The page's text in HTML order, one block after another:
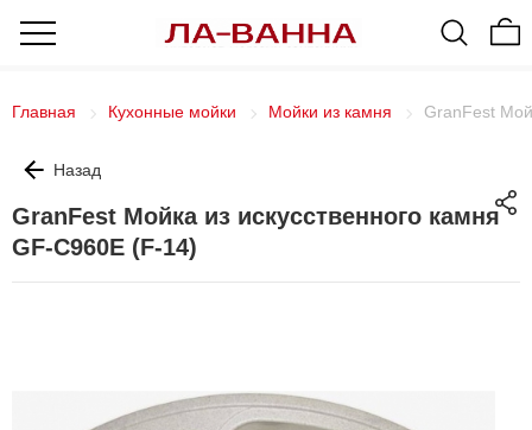
Главная Кухонные мойки Мойки из камня GranFest
Назад
GranFest Мойка из искусственного камня
GF-C960E (F-14)